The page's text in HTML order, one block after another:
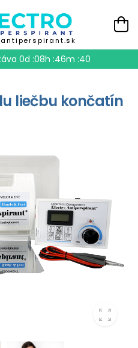
0d :08h :46m :40
liečbu končatín